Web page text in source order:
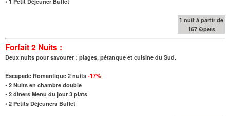
1 nuit à partir de
167 €/pers
Forfait 2 Nuits :
Deux nuits pour savourer : plages, pétanque et cuisine du Sud.
Escapade Romantique 2 nuits -17%
• 2 Nuits en chambre double
• 2 diners Menu du jour 3 plats
• 2 Petits Déjeuners Buffet